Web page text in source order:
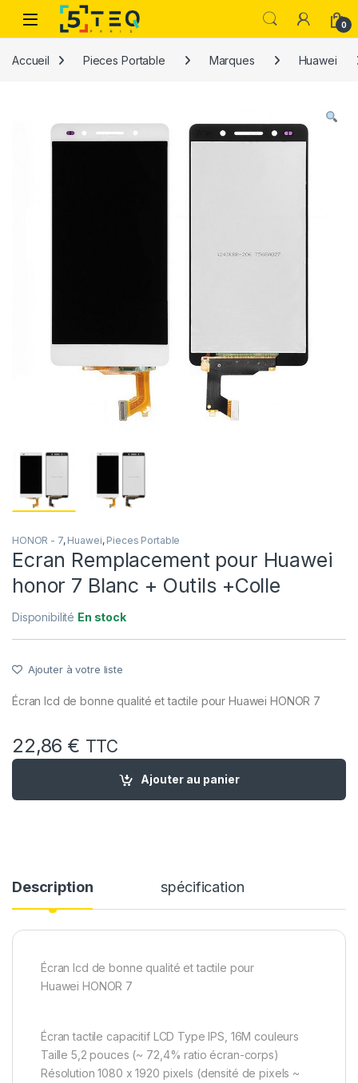
Passer à la navigation
Aller au contenu
0
Accueil Pieces Portable Marques Huawei
HONOR - 7, Huawei, Pieces Portable
Ecran Remplacement pour Huawei
honor 7 Blanc + Outils +Colle
Disponibilité En stock
Ajouter à votre liste
Écran lcd de bonne qualité et tactile pour Huawei HONOR 7
22,86 € TTC
quantité de Ecran Remplacement pour Huawei honor 7 Blanc
Ajouter au panier
Description spécification
Écran lcd de bonne qualité et tactile pour
Huawei HONOR 7
Écran tactile capacitif LCD Type IPS, 16M couleurs
Taille 5,2 pouces (~ 72,4% ratio écran-corps)
Résolution 1080 x 1920 pixels (densité de pixels ~